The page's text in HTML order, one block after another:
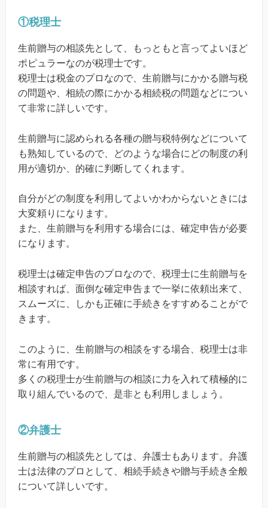
①税理士
生前贈与の相談先として、もっともと言ってよいほど
ポピュラーなのが税理士です。
税理士は税金のプロなので、生前贈与にかかる贈与税
の問題や、相続の際にかかる相続税の問題などについ
て非常に詳しいです。
生前贈与に認められる各種の贈与税特例などについて
も熟知しているので、どのような場合にどの制度の利
用が適切か、的確に判断してくれます。
自分がどの制度を利用してよいかわからないときには
大変頼りになります。
また、生前贈与を利用する場合には、確定申告が必要
になります。
税理士は確定申告のプロなので、税理士に生前贈与を
相談すれば、面倒な確定申告まで一挙に依頼出来て、
スムーズに、しかも正確に手続きをすすめることがで
きます。
このように、生前贈与の相談をする場合、税理士は非
常に有用です。
多くの税理士が生前贈与の相談に力を入れて積極的に
取り組んでいるので、是非とも利用しましょう。
②弁護士
生前贈与の相談先としては、弁護士もあります。弁護
士は法律のプロとして、相続手続きや贈与手続き全般
について詳しいです。